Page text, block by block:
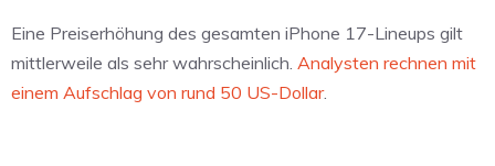
Eine Preiserhöhung des gesamten iPhone 17-Lineups gilt
mittlerweile als sehr wahrscheinlich. Analysten rechnen mit
einem Aufschlag von rund 50 US-Dollar.